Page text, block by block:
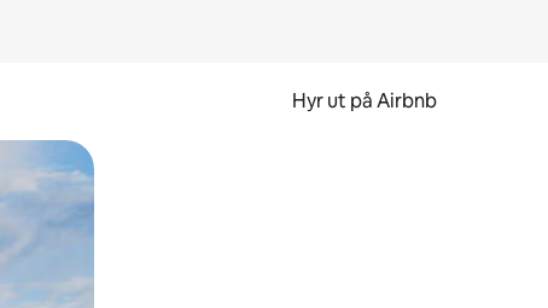
Hyr ut på Airbnb